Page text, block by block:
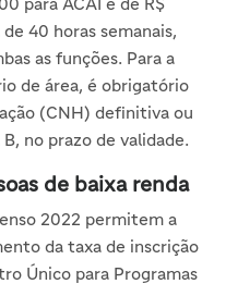
40 horas semanais,
as funções. Para a
de área, é obrigatório
(CNH) definitiva ou
no prazo de validade.
de baixa renda
2022 permitem a
da taxa de inscrição
Único para Programas